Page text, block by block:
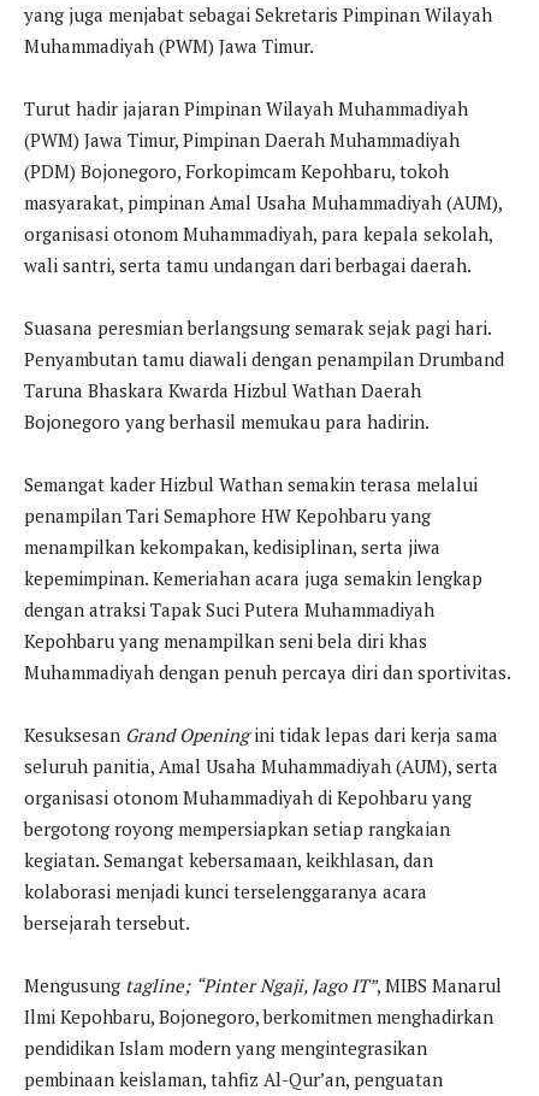
yang juga menjabat sebagai Sekretaris Pimpinan Wilayah
Muhammadiyah (PWM) Jawa Timur.
Turut hadir jajaran Pimpinan Wilayah Muhammadiyah
(PWM) Jawa Timur, Pimpinan Daerah Muhammadiyah
(PDM) Bojonegoro, Forkopimcam Kepohbaru, tokoh
masyarakat, pimpinan Amal Usaha Muhammadiyah (AUM),
organisasi otonom Muhammadiyah, para kepala sekolah,
wali santri, serta tamu undangan dari berbagai daerah.
Suasana peresmian berlangsung semarak sejak pagi hari.
Penyambutan tamu diawali dengan penampilan Drumband
Taruna Bhaskara Kwarda Hizbul Wathan Daerah
Bojonegoro yang berhasil memukau para hadirin.
Semangat kader Hizbul Wathan semakin terasa melalui
penampilan Tari Semaphore HW Kepohbaru yang
menampilkan kekompakan, kedisiplinan, serta jiwa
kepemimpinan. Kemeriahan acara juga semakin lengkap
dengan atraksi Tapak Suci Putera Muhammadiyah
Kepohbaru yang menampilkan seni bela diri khas
Muhammadiyah dengan penuh percaya diri dan sportivitas.
Kesuksesan Grand Openingini tidak lepas dari kerja sama
seluruh panitia, Amal Usaha Muhammadiyah (AUM), serta
organisasi otonom Muhammadiyah di Kepohbaru yang
bergotong royong mempersiapkan setiap rangkaian
kegiatan. Semangat kebersamaan, keikhlasan, dan
kolaborasi menjadi kunci terselenggaranya acara
bersejarah tersebut.
Mengusung tagline; “Pinter Ngaji, Jago IT”, MIBS Manarul
Ilmi Kepohbaru, Bojonegoro, berkomitmen menghadirkan
pendidikan Islam modern yang mengintegrasikan
pembinaan keislaman, tahfiz Al-Qur’an, penguatan